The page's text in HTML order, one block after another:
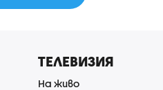
ТЕЛЕВИЗИЯ
На живо